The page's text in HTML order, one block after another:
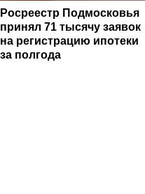
Росреестр Подмосковья
принял 71 тысячу заявок
на регистрацию ипотеки
за полгода